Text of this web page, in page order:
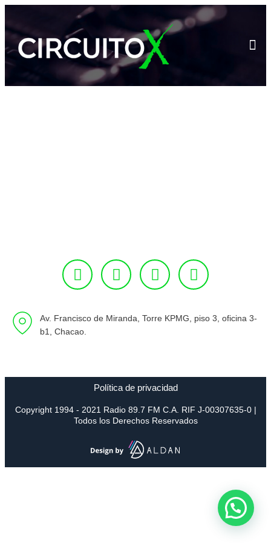
Av. Francisco de Miranda, Torre KPMG, piso 3, oficina 3-
b1, Chacao.
Política de privacidad
Copyright 1994 - 2021 Radio 89.7 FM C.A. RIF J-00307635-0 |
Todos los Derechos Reservados